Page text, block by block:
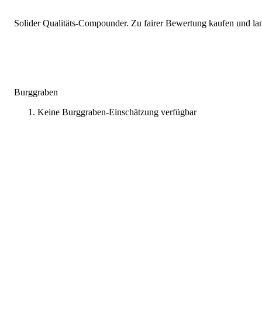
Solider Qualitäts-Compounder. Zu fairer Bewertung kaufen und
Burggraben
Keine Burggraben-Einschätzung verfügbar